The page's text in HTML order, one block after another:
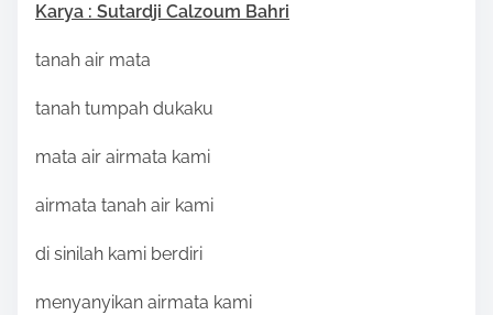
t
o
:
Karya : Sutardji Calzoum Bahri
tanah air mata
tanah tumpah dukaku
mata air airmata kami
airmata tanah air kami
di sinilah kami berdiri
menyanyikan airmata kami